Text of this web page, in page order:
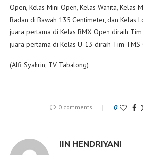
Open, Kelas Mini Open, Kelas Wanita, Kelas
Badan di Bawah 135 Centimeter, dan Kelas
juara pertama di Kelas BMX Open diraih Tim
juara pertama di Kelas U-13 diraih Tim TMS
(Alfi Syahrin, TV Tabalong)
0 comments 0
IIN HENDRIYANI